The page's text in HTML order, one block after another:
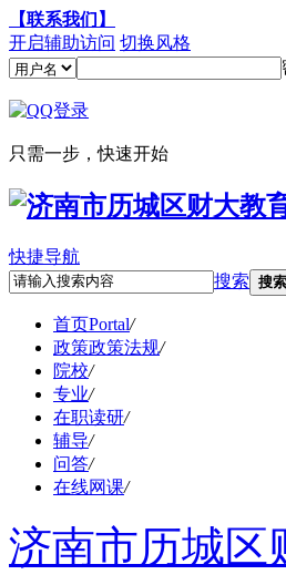
【联系我们】
开启辅助访问 切换风格
只需一步，快速开始
快捷导航
搜索 搜索
首页Portal/
政策政策法规/
院校/
专业/
在职读研/
辅导/
问答/
在线网课/
济南市历城区